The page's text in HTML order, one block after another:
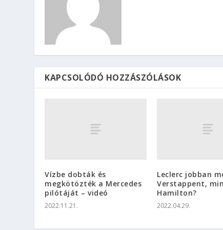
KAPCSOLÓDÓ HOZZÁSZÓLÁSOK
Vízbe dobták és
megkötözték a Mercedes
pilótáját – videó
2022.11.21.
Leclerc jobban
Verstappent,
Hamilton?
2022.04.29.